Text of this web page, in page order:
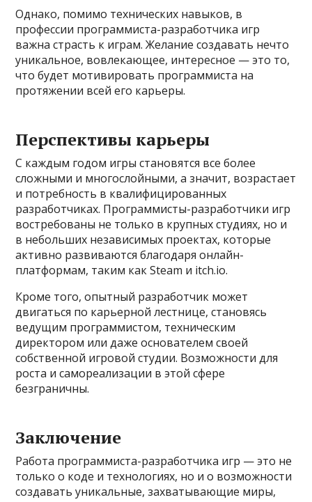
Однако, помимо технических навыков, в
профессии программиста-разработчика игр
важна страсть к играм. Желание создавать нечто
уникальное, вовлекающее, интересное — это то,
что будет мотивировать программиста на
протяжении всей его карьеры.
Перспективы карьеры
С каждым годом игры становятся все более
сложными и многослойными, а значит, возрастает
и потребность в квалифицированных
разработчиках. Программисты-разработчики игр
востребованы не только в крупных студиях, но и
в небольших независимых проектах, которые
активно развиваются благодаря онлайн-
платформам, таким как Steam и itch.io.
Кроме того, опытный разработчик может
двигаться по карьерной лестнице, становясь
ведущим программистом, техническим
директором или даже основателем своей
собственной игровой студии. Возможности для
роста и самореализации в этой сфере
безграничны.
Заключение
Работа программиста-разработчика игр — это не
только о коде и технологиях, но и о возможности
создавать уникальные, захватывающие миры,